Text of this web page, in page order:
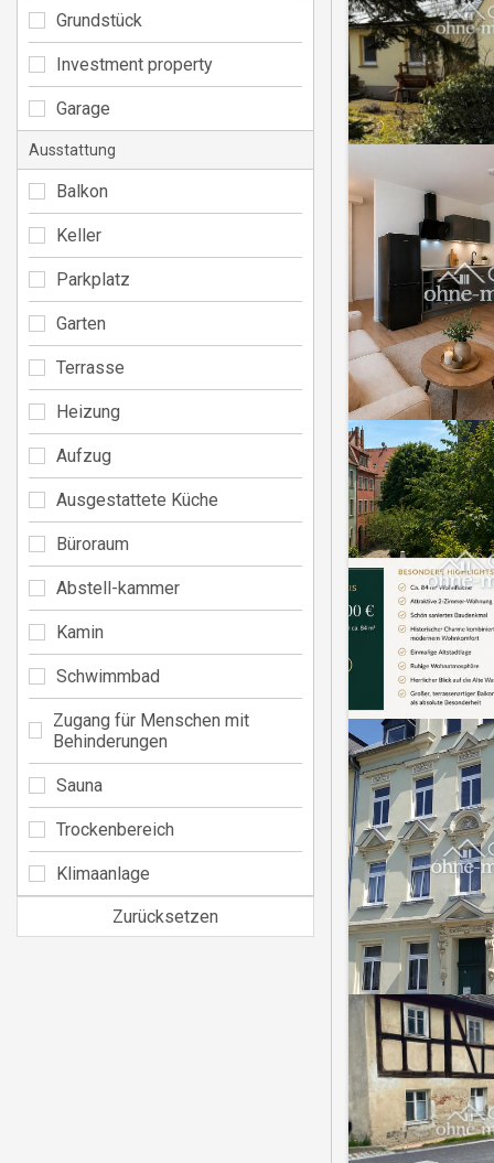
Grundstück
Investment property
Garage
Ausstattung
Balkon
Keller
Parkplatz
Garten
Terrasse
Heizung
Aufzug
Ausgestattete Küche
Büroraum
Abstell-kammer
Kamin
Schwimmbad
Zugang für Menschen mit
Behinderungen
Sauna
Trockenbereich
Klimaanlage
Zurücksetzen